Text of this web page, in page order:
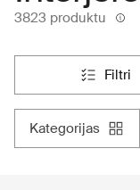
3823 produktu
filtri
kategorijas